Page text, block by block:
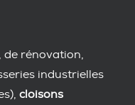
, de rénovation,
industrielles
cloisons